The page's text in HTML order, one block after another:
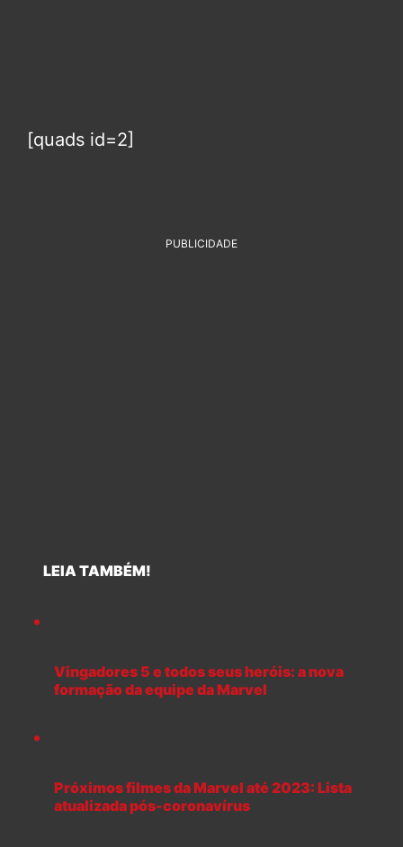
[quads id=2]
PUBLICIDADE
LEIA TAMBÉM!
Vingadores 5 e todos seus heróis: a nova
formação da equipe da Marvel
Próximos filmes da Marvel até 2023: Lista
atualizada pós-coronavírus